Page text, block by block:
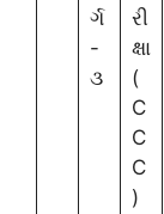
ર્ગ
-
૩
રી
ક્ષા
(
C
C
C
)